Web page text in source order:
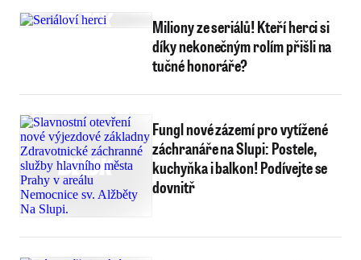
Miliony ze seriálů! Kteří herci si
díky nekonečným rolím přišli na
tučné honoráře?
Fungl nové zázemí pro vytížené
záchranáře na Slupi: Postele,
kuchyňka i balkon! Podívejte se
dovnitř